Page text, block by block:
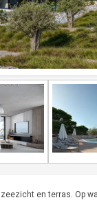
en terras. Op